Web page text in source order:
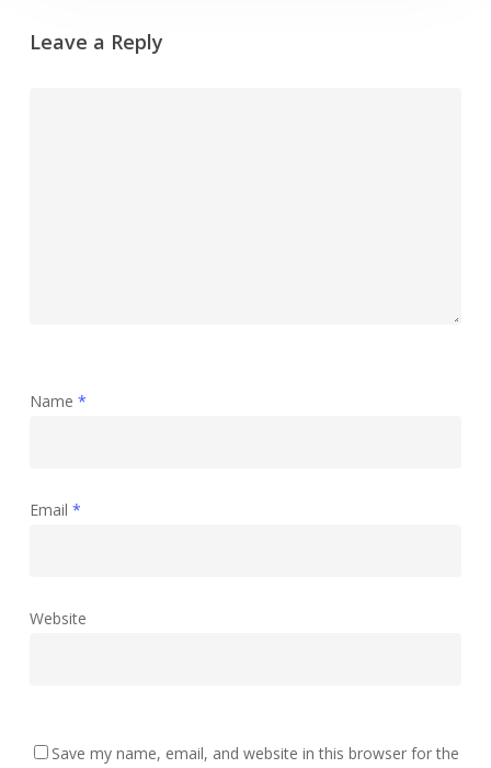
Leave a Reply
Name *
Email *
Website
Save my name, email, and website in this browser for the